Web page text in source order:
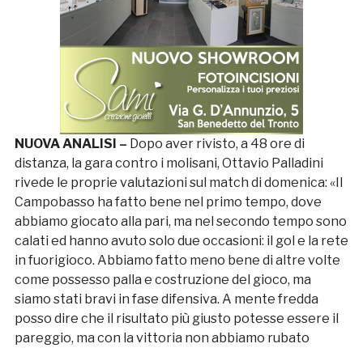
NUOVA ANALISI – Dopo aver rivisto, a 48 ore di
distanza, la gara contro i molisani, Ottavio Palladini
rivede le proprie valutazioni sul match di domenica: «Il
Campobasso ha fatto bene nel primo tempo, dove
abbiamo giocato alla pari, ma nel secondo tempo sono
calati ed hanno avuto solo due occasioni: il gol e la rete
in fuorigioco. Abbiamo fatto meno bene di altre volte
come possesso palla e costruzione del gioco, ma
siamo stati bravi in fase difensiva. A mente fredda
posso dire che il risultato più giusto potesse essere il
pareggio, ma con la vittoria non abbiamo rubato